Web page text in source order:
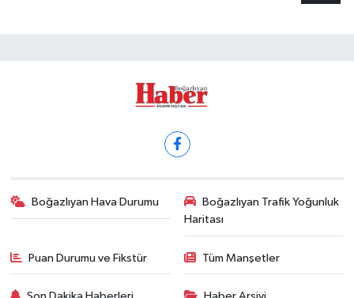
Boğazlıyan Hava Durumu
Boğazlıyan Trafik Yoğunluk
Haritası
Puan Durumu ve Fikstür Tüm Manşetler